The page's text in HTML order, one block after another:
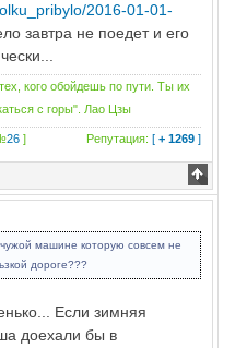
2016-01-01-
завтра не поедет и его
кого обойдешь по пути. Ты их
с горы". Лао Цзы
26 ] Репутация: [+ 1269 ]
машине которую совсем не
дороге???
Если зимняя
доехали бы в